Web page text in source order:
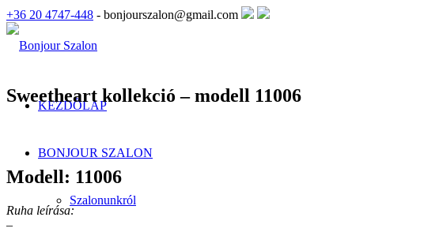
+36 20 4747-448 - bonjourszalon@gmail.com
KEZDŐLAP
BONJOUR SZALON
Szalonunkról
Sweetheart kollekció – modell 11006
Modell: 11006
Ruha leírása:
–